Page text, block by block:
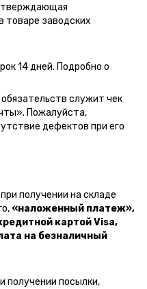
товаре заводских
14 дней. Подробно о
служит чек
». Пожалуйста,
дефектов при его
получении на складе
«наложенный платеж»,
картой Visa,
на безналичный
получении посылки,